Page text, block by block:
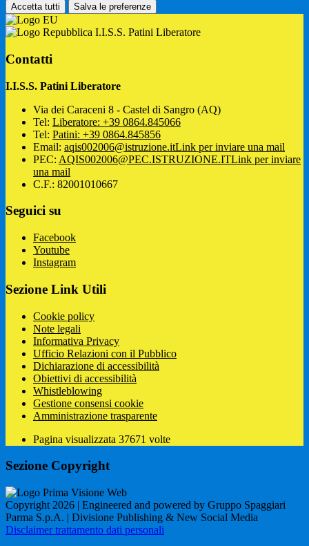
Accetta tutti Salva le preferenze
I.I.S.S. Patini Liberatore
Contatti
I.I.S.S. Patini Liberatore
Via dei Caraceni 8 - Castel di Sangro (AQ)
Tel: Liberatore: +39 0864.845066
Tel: Patini: +39 0864.845856
Email: aqis002006@istruzione.itLink per inviare una mail
PEC: AQIS002006@PEC.ISTRUZIONE.ITLink per inviare
una mail
C.F.: 82001010667
Seguici su
Facebook
Youtube
Instagram
Sezione Link Utili
Cookie policy
Note legali
Informativa Privacy
Ufficio Relazioni con il Pubblico
Dichiarazione di accessibilità
Obiettivi di accessibilità
Whistleblowing
Gestione consensi cookie
Amministrazione trasparente
Pagina visualizzata 37671 volte
Sezione Copyright
Copyright 2026 | Engineered and powered by Gruppo Spaggiari
Parma S.p.A. | Divisione Publishing & New Social Media
Disclaimer trattamento dati personali